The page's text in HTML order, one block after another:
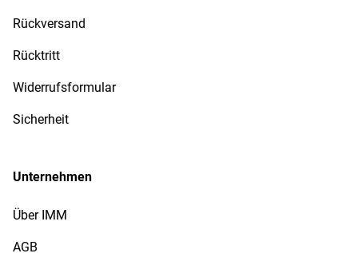
Rückversand
Rücktritt
Widerrufsformular
Sicherheit
Unternehmen
Über IMM
AGB